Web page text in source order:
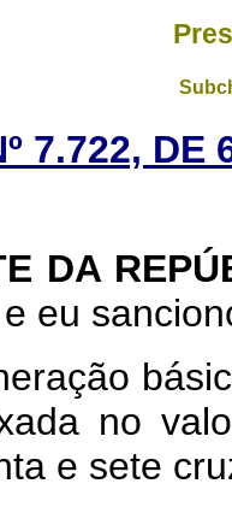
7.722, DE
DA
eu
no
e sete